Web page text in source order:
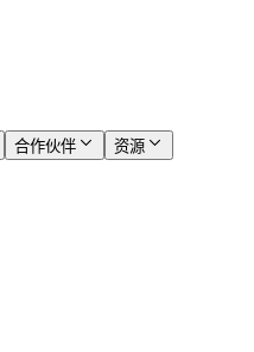
合作伙伴​​
资源​​